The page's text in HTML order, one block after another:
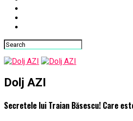
Dolj AZI
Secretele lui Traian Băsescu! Care